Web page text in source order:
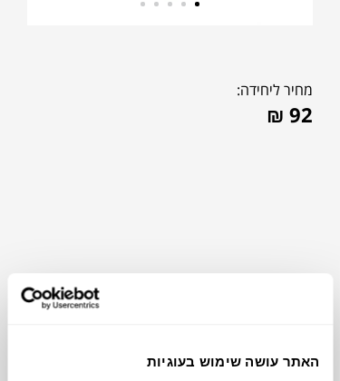
האתר עושה שימוש בעוגיות
מחיר ליחידה:
₪ 92
תוכלו למצוא אותי ב: